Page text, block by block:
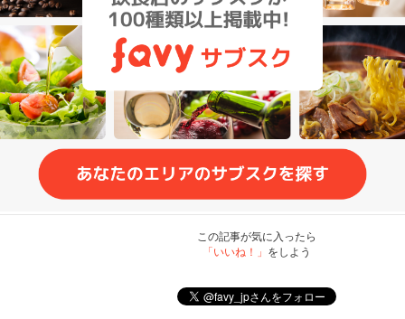
この記事が気に入ったら
「いいね！」 をしよう